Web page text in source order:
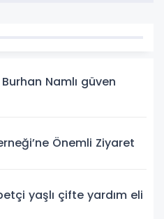
Namlı güven
Önemli Ziyaret
yaşlı çifte yardım eli